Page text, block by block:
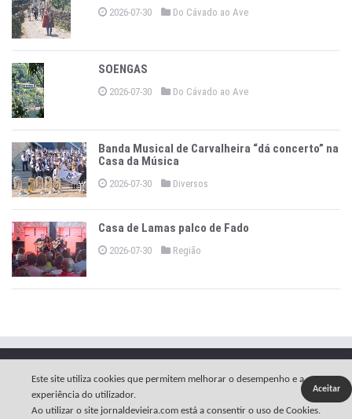
2026-07-30 Do Cávado ao Ave
SOENGAS
2026-07-30 Do Cávado ao Ave
Banda Musical de Carvalheira “dá concerto” na
Casa da Música
2026-07-30 Diversos
Casa de Lamas palco de Fado
2026-07-30 Região
Estatuto Editorial
Contactos
Este site utiliza cookies que permitem melhorar o desempenho e a
experiência do utilizador.
Ao utilizar o site jornaldevieira.com está a consentir o uso de Cookies.
Aceitar